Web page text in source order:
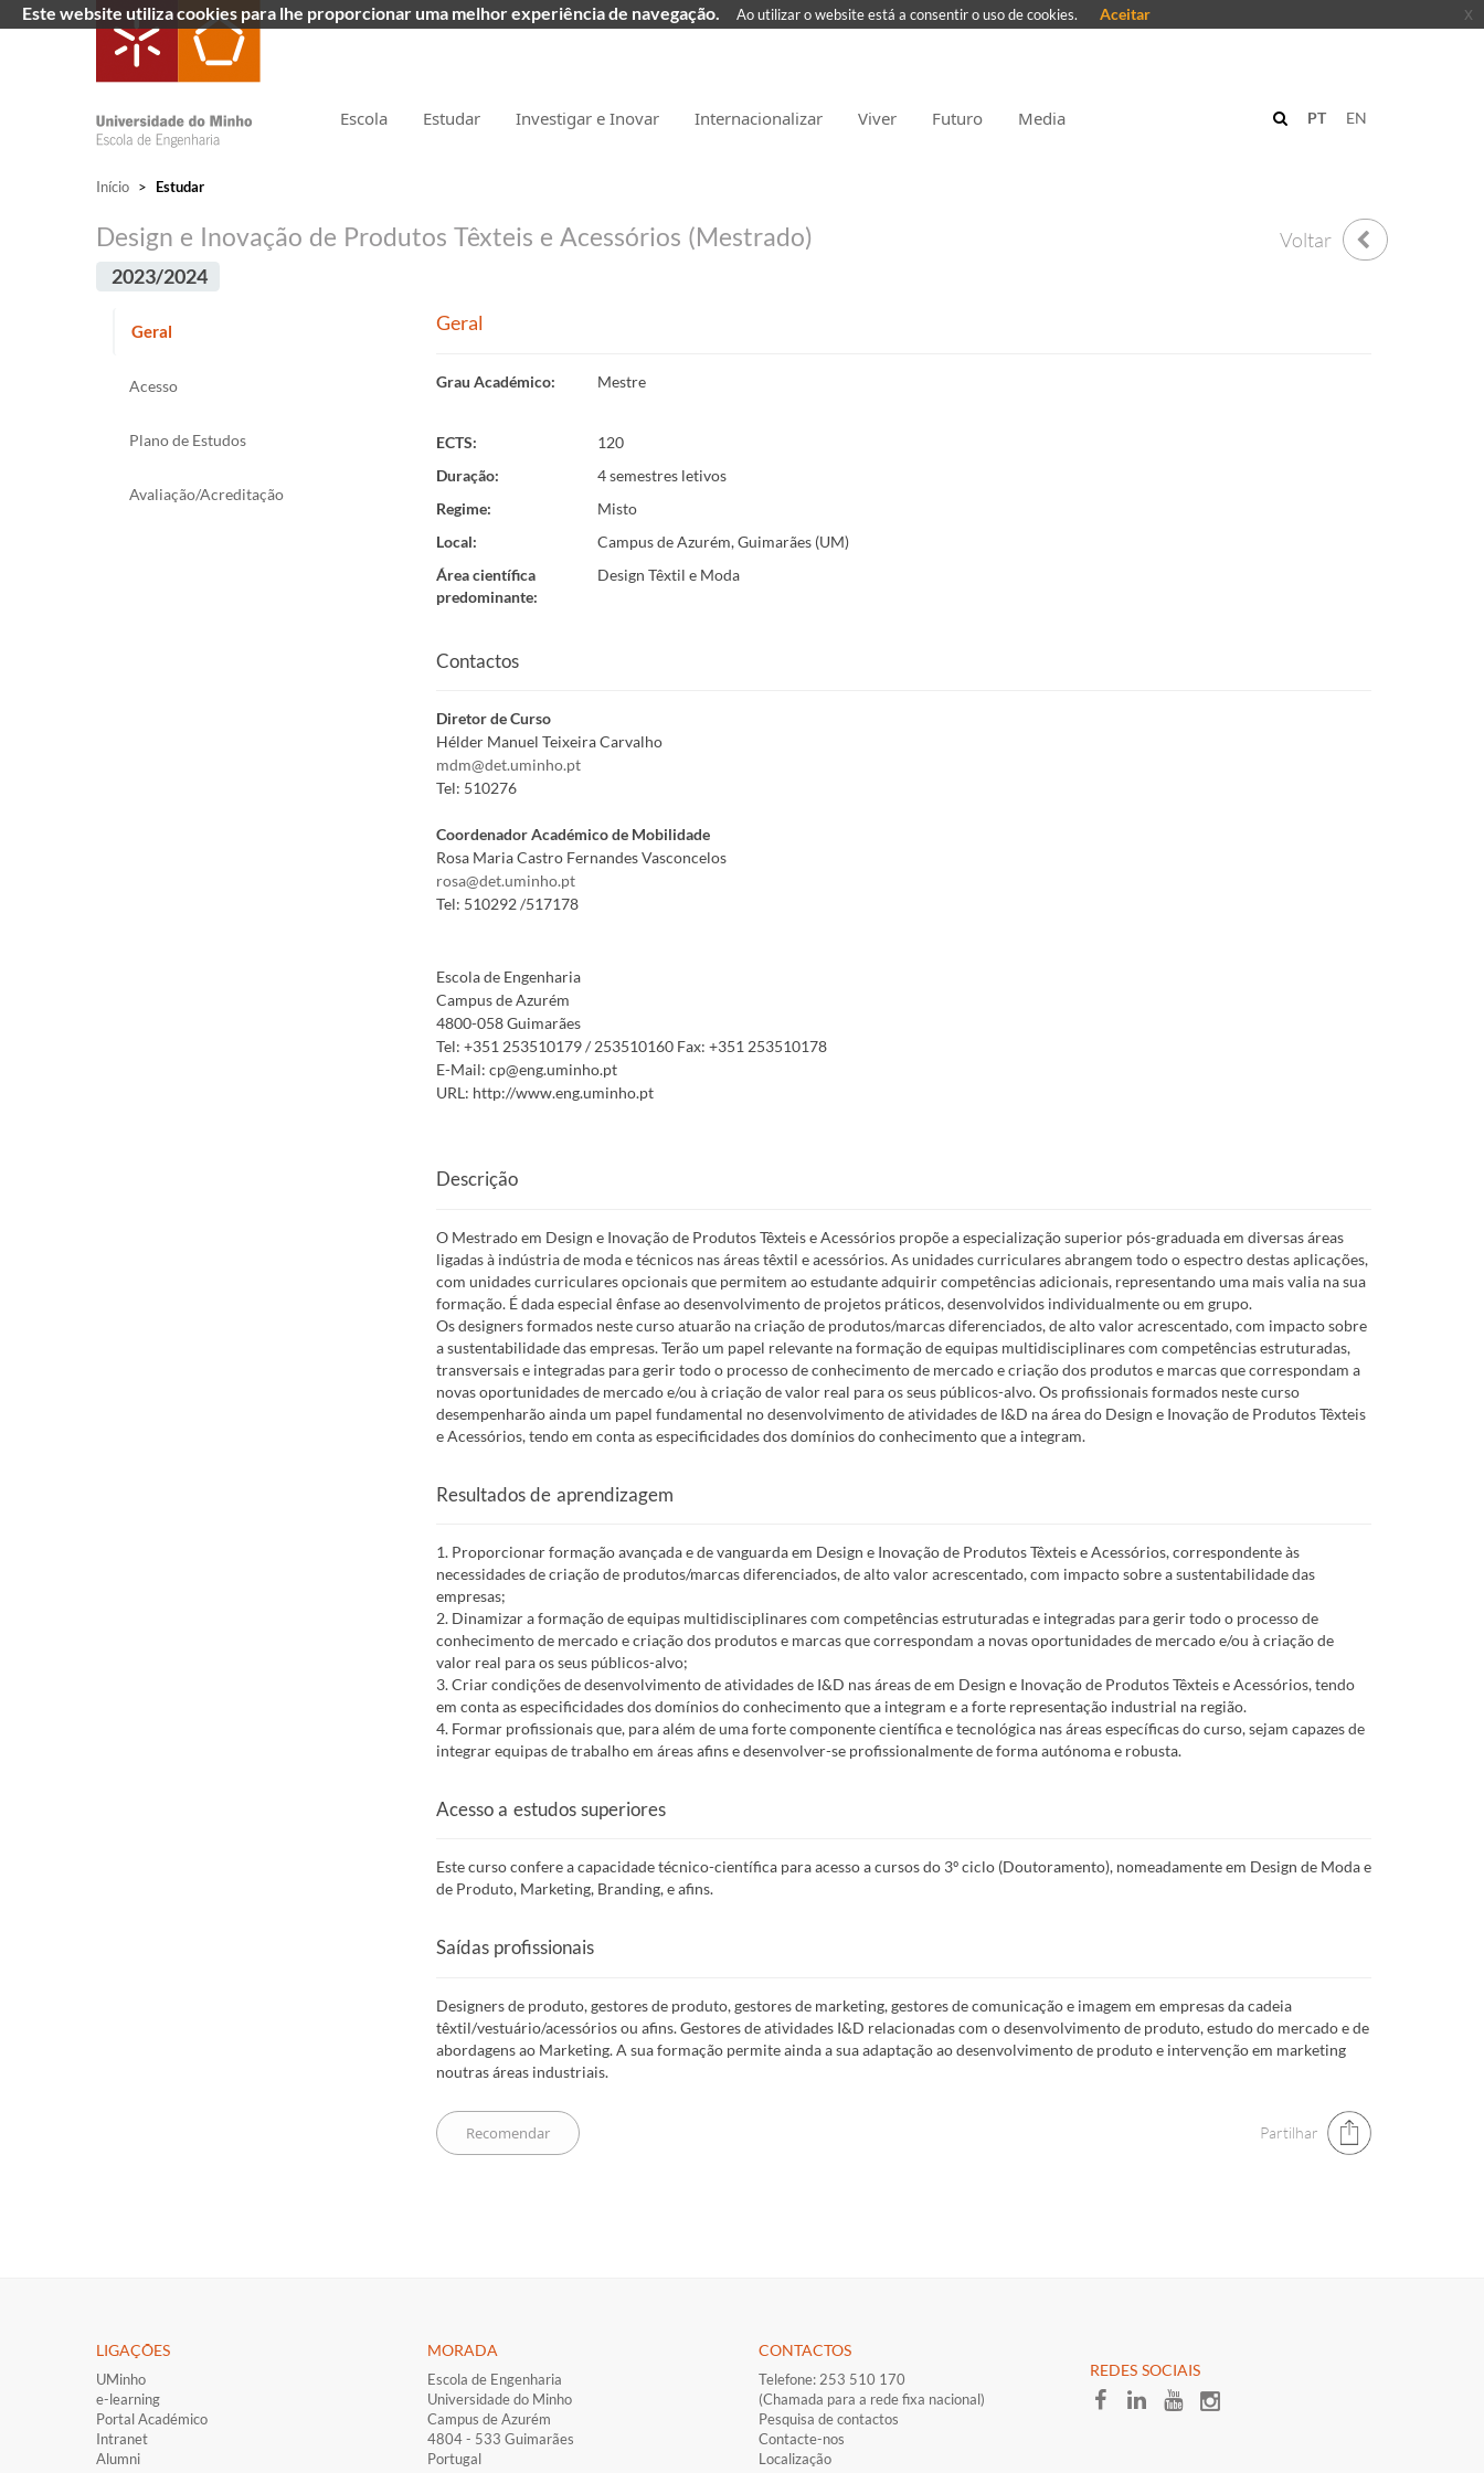
Escola Estudar Investigar e Inovar Internacionalizar Viver Futuro Media EN
PT
Início > Estudar
Voltar
Design e Inovação de Produtos Têxteis e Acessórios (Mestrado)
2023/2024
Geral
Acesso
Plano de Estudos
Avaliação/Acreditação
Geral
Grau Académico: Mestre
ECTS:
120
Duração:
4 semestres letivos
Regime:
Misto
Local:
Campus de Azurém, Guimarães (UM)
Área científica
predominante:
Design Têxtil e Moda
Contactos
Diretor de Curso
Hélder Manuel Teixeira Carvalho
mdm@det.uminho.pt
Tel: 510276
Coordenador Académico de Mobilidade
Rosa Maria Castro Fernandes Vasconcelos
rosa@det.uminho.pt
Tel: 510292 /517178
Escola de Engenharia
Campus de Azurém
4800-058 Guimarães
Tel: +351 253510179 / 253510160Fax: +351 253510178
E-Mail: cp@eng.uminho.pt
URL: http://www.eng.uminho.pt
Descrição
O Mestrado em Design e Inovação de Produtos Têxteis e Acessórios propõe a especialização superior pós-graduada em diversas áreas
ligadas à indústria de moda e técnicos nas áreas têxtil e acessórios. As unidades curriculares abrangem todo o espectro destas aplicações,
com unidades curriculares opcionais que permitem ao estudante adquirir competências adicionais, representando uma mais valia na sua
formação. É dada especial ênfase ao desenvolvimento de projetos práticos, desenvolvidos individualmente ou em grupo.
Os designers formados neste curso atuarão na criação de produtos/marcas diferenciados, de alto valor acrescentado, com impacto sobre
a sustentabilidade das empresas. Terão um papel relevante na formação de equipas multidisciplinares com competências estruturadas,
transversais e integradas para gerir todo o processo de conhecimento de mercado e criação dos produtos e marcas que correspondam a
novas oportunidades de mercado e/ou à criação de valor real para os seus públicos-alvo. Os profissionais formados neste curso
desempenharão ainda um papel fundamental no desenvolvimento de atividades de I&D na área do Design e Inovação de Produtos Têxteis
e Acessórios, tendo em conta as especificidades dos domínios do conhecimento que a integram.
Resultados de aprendizagem
1. Proporcionar formação avançada e de vanguarda em Design e Inovação de Produtos Têxteis e Acessórios, correspondente às
necessidades de criação de produtos/marcas diferenciados, de alto valor acrescentado, com impacto sobre a sustentabilidade das
empresas;
2. Dinamizar a formação de equipas multidisciplinares com competências estruturadas e integradas para gerir todo o processo de
conhecimento de mercado e criação dos produtos e marcas que correspondam a novas oportunidades de mercado e/ou à criação de
valor real para os seus públicos-alvo;
3. Criar condições de desenvolvimento de atividades de I&D nas áreas de em Design e Inovação de Produtos Têxteis e Acessórios, tendo
em conta as especificidades dos domínios do conhecimento que a integram e a forte representação industrial na região.
4. Formar profissionais que, para além de uma forte componente científica e tecnológica nas áreas específicas do curso, sejam capazes de
integrar equipas de trabalho em áreas afins e desenvolver-se profissionalmente de forma autónoma e robusta.
Acesso a estudos superiores
Este curso confere a capacidade técnico-científica para acesso a cursos do 3º ciclo (Doutoramento), nomeadamente em Design de Moda e
de Produto, Marketing, Branding, e afins.
Saídas profissionais
Designers de produto, gestores de produto, gestores de marketing, gestores de comunicação e imagem em empresas da cadeia
têxtil/vestuário/acessórios ou afins. Gestores de atividades I&D relacionadas com o desenvolvimento de produto, estudo do mercado e de
abordagens ao Marketing. A sua formação permite ainda a sua adaptação ao desenvolvimento de produto e intervenção em marketing
noutras áreas industriais.
Partilhar
LIGAÇÕES​
UMinho
e-learning
Portal Académico
Intranet
Alumni
MORADA
Escola de Engenharia
Universidade do Minho
Campus de Azurém
4804 - 533 Guimarães
Portugal
CONTACTOS
Telefone: 253 510 170
(Chamada para a rede fixa nacional)
Pesquisa de contactos
Contacte-nos
Localização
​REDES SOCIAI​S
Este website utiliza cookies para lhe proporcionar uma melhor experiência de navegação. Ao utilizar o website está a consentir o uso de cookies. Aceitar x